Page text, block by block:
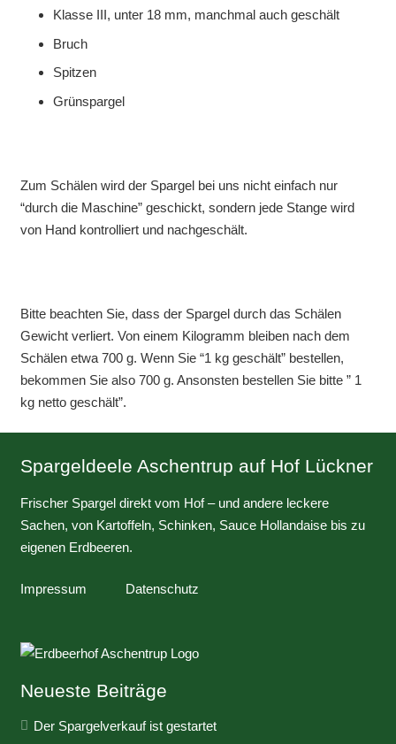
Klasse III, unter 18 mm, manchmal auch geschält
Bruch
Spitzen
Grünspargel
Zum Schälen wird der Spargel bei uns nicht einfach nur
“durch die Maschine” geschickt, sondern jede Stange wird
von Hand kontrolliert und nachgeschält.
Bitte beachten Sie, dass der Spargel durch das Schälen
Gewicht verliert. Von einem Kilogramm bleiben nach dem
Schälen etwa 700 g. Wenn Sie “1 kg geschält” bestellen,
bekommen Sie also 700 g. Ansonsten bestellen Sie bitte ” 1
kg netto geschält”.
Spargeldeele Aschentrup auf Hof Lückner
Frischer Spargel direkt vom Hof – und andere leckere
Sachen, von Kartoffeln, Schinken, Sauce Hollandaise bis zu
eigenen Erdbeeren.
Impressum Datenschutz
Neueste Beiträge
Der Spargelverkauf ist gestartet